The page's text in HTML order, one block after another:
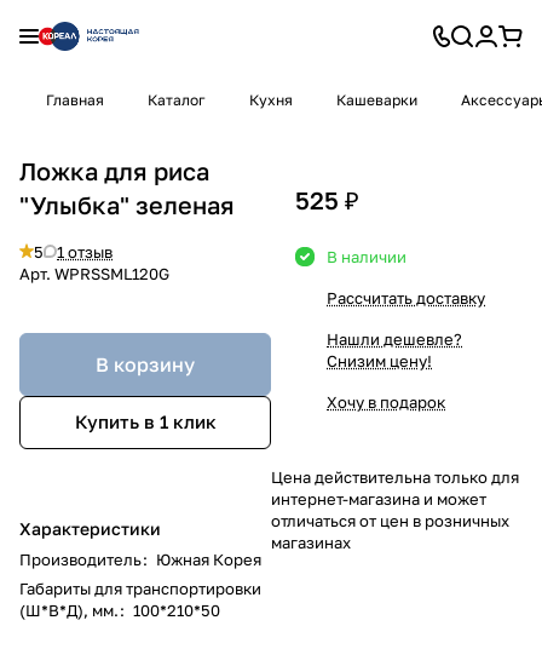
Главная Каталог Кухня Кашеварки
Ложка для риса
"Улыбка" зеленая
5
1 отзыв
Арт. WPRSSML120G
В корзину
Купить в 1 клик
Характеристики
Производитель: Южная Корея
Габариты для транспортировки
(Ш*В*Д), мм.: 100*210*50
525 ₽
В наличии
Рассчитать доставку
Нашли дешевле?
Снизим цену!
Хочу в подарок
Цена действительна только для
интернет-магазина и может
отличаться от цен в розничных
магазинах